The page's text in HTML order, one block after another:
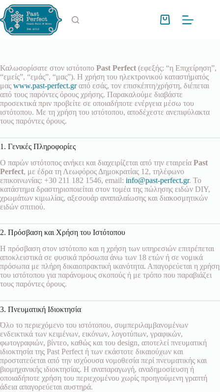
Μετάβαση
στο
περιεχόμενο
Καλάθι
Καλωσορίσατε στον ιστότοπο Past Perfect (εφεξής: “η Επιχείρηση”,
“εμείς”, “εμάς”, “μας”). Η χρήση του ηλεκτρονικού καταστήματός
μας www.past-perfect.grαπό εσάς, τον επισκέπτη/χρήστη, διέπεται
από τους παρόντες όρους χρήσης. Παρακαλούμε διαβάστε
προσεκτικά πριν προβείτε σε οποιαδήποτε ενέργεια μέσω του
ιστότοπου. Με τη χρήση του ιστότοπου, αποδέχεστε ανεπιφύλακτα
τους παρόντες όρους.
1. Γενικές Πληροφορίες
Ο παρών ιστότοπος ανήκει και διαχειρίζεται από την εταιρεία Past
Perfect, με έδρα τη Λεωφόρος Δημοκρατίας 12, τηλέφωνο
επικοινωνίας: +30 211 182 1546, email: info@past-perfect.gr. Το
κατάστημα δραστηριοποιείται στον τομέα της πώλησης ειδών DIY,
χρωμάτων κιμωλίας, αξεσουάρ αναπαλαίωσης και διακοσμητικών
ειδών σπιτιού.
2. Πρόσβαση και Χρήση του Ιστότοπου
Η πρόσβαση στον ιστότοπο και η χρήση των υπηρεσιών επιτρέπεται
αποκλειστικά σε φυσικά πρόσωπα άνω των 18 ετών ή σε νομικά
πρόσωπα με πλήρη δικαιοπρακτική ικανότητα. Απαγορεύεται η χρήση
του ιστότοπου για παράνομους σκοπούς ή με τρόπο που παραβιάζει
τους παρόντες όρους.
3. Πνευματική Ιδιοκτησία
Όλο το περιεχόμενο του ιστότοπου, συμπεριλαμβανομένων
ενδεικτικά των κειμένων, εικόνων, λογοτύπων, γραφικών,
φωτογραφιών, βίντεο, καθώς και του design, αποτελεί πνευματική
ιδιοκτησία της Past Perfect ή των εκάστοτε δικαιούχων και
προστατεύεται από την ισχύουσα νομοθεσία περί πνευματικής και
βιομηχανικής ιδιοκτησίας. Η αναπαραγωγή, αναδημοσίευση ή
οποιαδήποτε χρήση του περιεχομένου χωρίς προηγούμενη γραπτή
άδεια απαγορεύεται αυστηρά.